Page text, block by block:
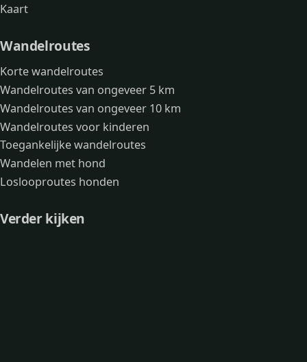
Kaart
Wandelroutes
Korte wandelroutes
Wandelroutes van ongeveer 5 km
Wandelroutes van ongeveer 10 km
Wandelroutes voor kinderen
Toegankelijke wandelroutes
Wandelen met hond
Loslooproutes honden
Verder kijken